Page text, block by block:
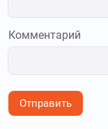
Комментарий
Отправить